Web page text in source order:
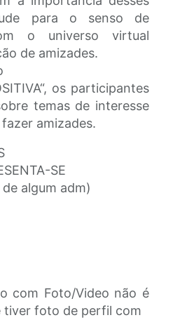
para o senso de
o universo virtual
de amizades.
os participantes
temas de interesse
amizades.
SE
algum adm)
com Foto/Video não é
tiver foto de perfil com